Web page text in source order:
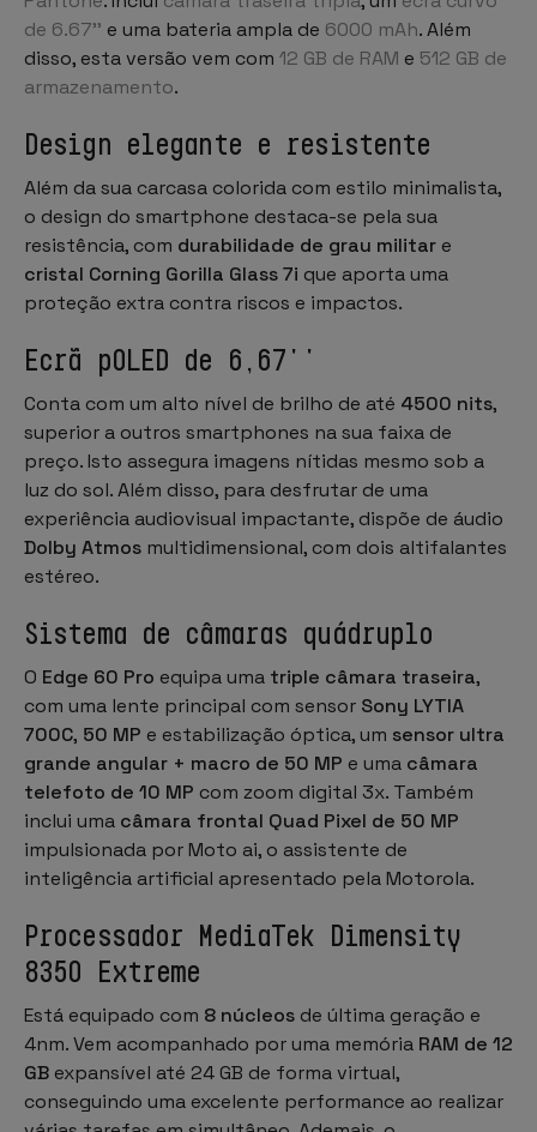
de 6.67'' e uma bateria ampla de 6000 mAh. Além
disso, esta versão vem com 12 GB de RAM e 512 GB de
armazenamento.
Design elegante e resistente
Além da sua carcasa colorida com estilo minimalista,
o design do smartphone destaca-se pela sua
resistência, com durabilidade de grau militar e
cristal Corning Gorilla Glass 7i que aporta uma
proteção extra contra riscos e impactos.
Ecrã pOLED de 6,67''
Conta com um alto nível de brilho de até 4500 nits,
superior a outros smartphones na sua faixa de
preço. Isto assegura imagens nítidas mesmo sob a
luz do sol. Além disso, para desfrutar de uma
experiência audiovisual impactante, dispõe de áudio
Dolby Atmos multidimensional, com dois altifalantes
estéreo.
Sistema de câmaras quádruplo
O Edge 60 Pro equipa uma triple câmara traseira,
com uma lente principal com sensor Sony LYTIA
700C, 50 MP e estabilização óptica, um sensor ultra
grande angular + macro de 50 MP e uma câmara
telefoto de 10 MP com zoom digital 3x. Também
inclui uma câmara frontal Quad Pixel de 50 MP
impulsionada por Moto ai, o assistente de
inteligência artificial apresentado pela Motorola.
Processador MediaTek Dimensity
8350 Extreme
Está equipado com 8 núcleos de última geração e
4nm. Vem acompanhado por uma memória RAM de 12
GB expansível até 24 GB de forma virtual,
conseguindo uma excelente performance ao realizar